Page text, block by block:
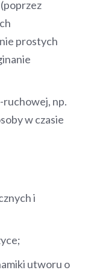
prostych
np.
w czasie
i
utworu o